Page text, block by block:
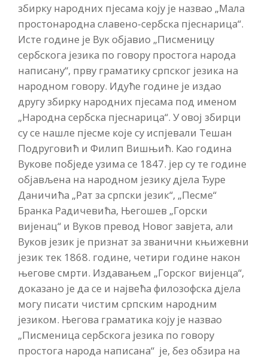
збирку народних пјесама коју је назвао „Мала
простонародна славено-сербска пјеснарица“.
Исте године је Вук објавио „Писменицу
сербскога језика по говору простога народа
написану“, прву граматику српског језика на
народном говору. Идуће године је издао
другу збирку народних пјесама под именом
„Народна сербска пјеснарица“. У овој збирци
су се нашле пјесме које су испјевали Тешан
Подруговић и Филип Вишњић. Као година
Вукове побједе узима се 1847. јер су те године
објављена на народном језику дјела Ђуре
Даничића „Рат за српски језик“, „Песме“
Бранка Радичевића, Његошев „Горски
вијенац“ и Вуков превод Новог завјета, али
Вуков језик је признат за званични књижевни
језик тек 1868. године, четири године након
његове смрти. Издавањем „Горског вијенца“,
доказано је да се и највећа филозофска дјела
могу писати чистим српским народним
језиком. Његова граматика коју је назвао
„Писменица сербскога језика по говору
простога народа написана“ је, без обзира на